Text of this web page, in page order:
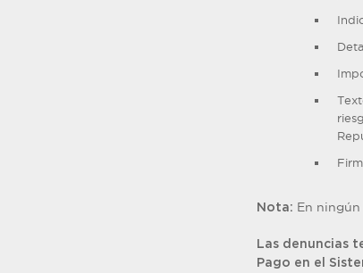
Nota: En ningún
Las denuncias
Pago en el